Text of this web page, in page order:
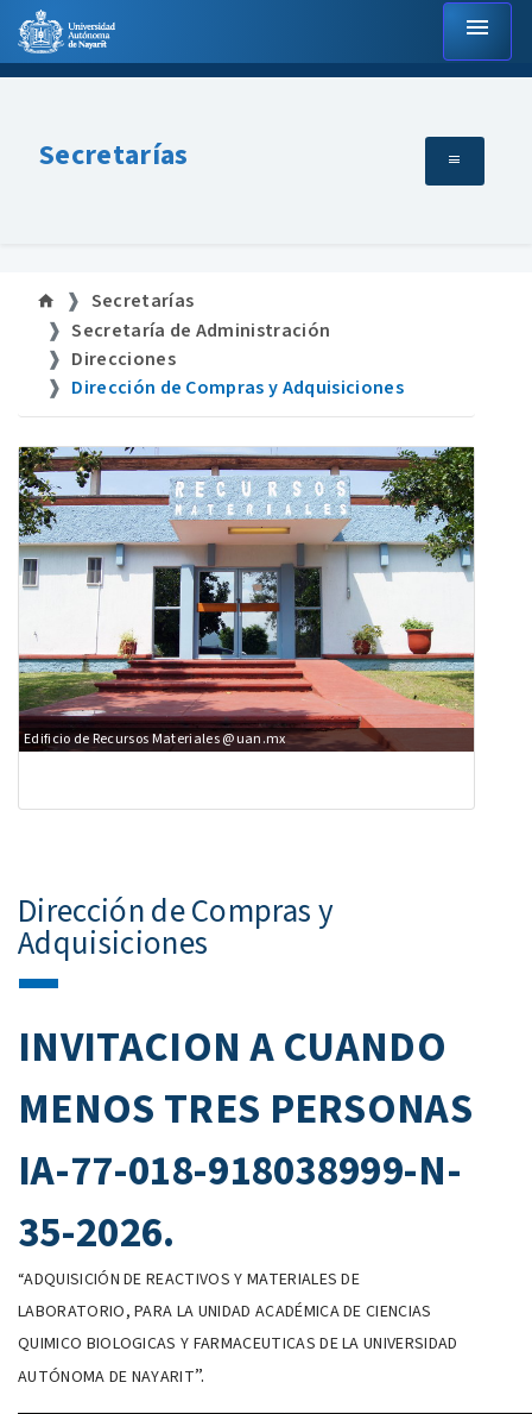
menu
Secretarías
Secretarías
Secretaría de Administración
Direcciones
Dirección de Compras y Adquisiciones
Edificio de Recursos Materiales @uan.mx
Dirección de Compras y
Adquisiciones
INVITACION A CUANDO
MENOS TRES PERSONAS
IA-77-018-918038999-N-
35-2026.
“ADQUISICIÓN DE REACTIVOS Y MATERIALES DE
LABORATORIO, PARA LA UNIDAD ACADÉMICA DE CIENCIAS
QUIMICO BIOLOGICAS Y FARMACEUTICAS DE LA UNIVERSIDAD
AUTÓNOMA DE NAYARIT”.